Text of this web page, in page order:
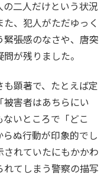
二人だけという状況
、犯人がただゆっく
緊張感のなさや、唐突
が残りました。
顕著で、たとえば定
害者はあちらにい
いところで「どこ
ぬ行動が印象的でし
れていたにもかかわ
てしまう警察の描写